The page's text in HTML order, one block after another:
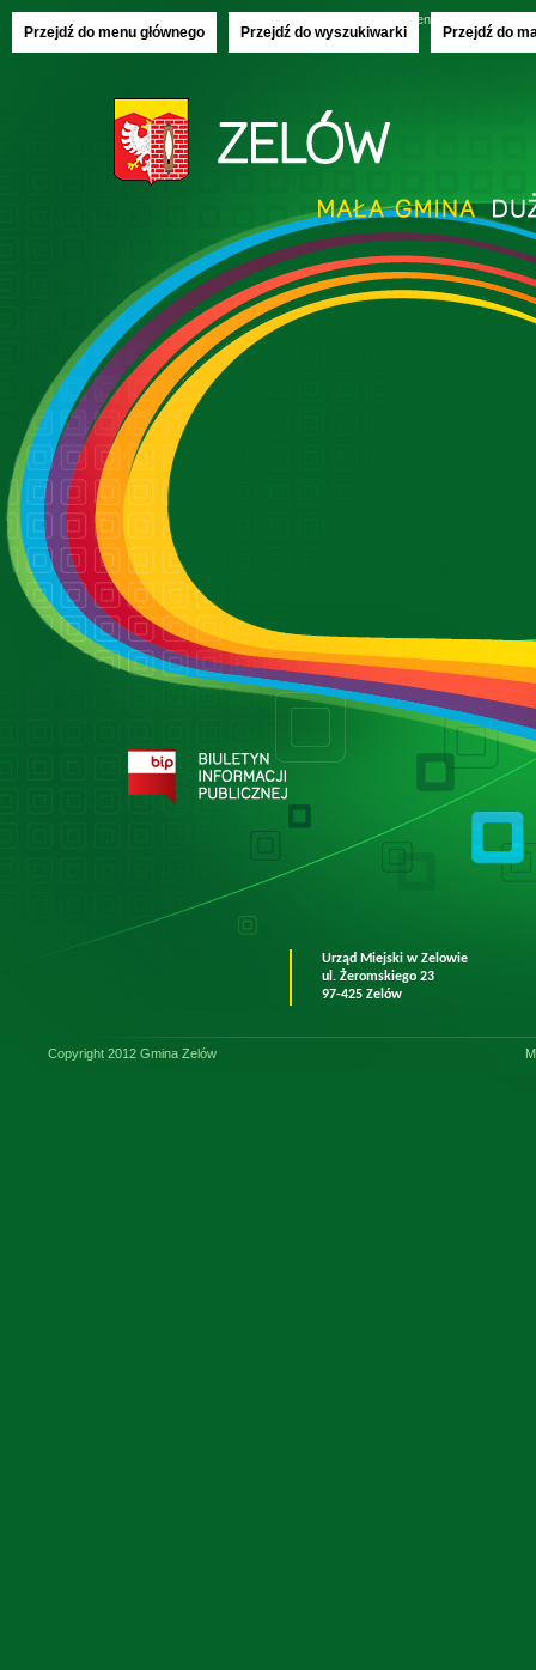
Przejdź do menu głównego Przejdź do wyszukiwarki Przejdź do
imieniny:
Urząd Miejski w Zelowie
ul. Żeromskiego 23
97-425 Zelów
Copyright 2012 Gmina Zelów